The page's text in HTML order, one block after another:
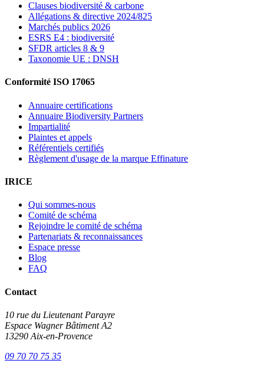
Clauses biodiversité & carbone
Allégations & directive 2024/825
Marchés publics 2026
ESRS E4 : biodiversité
SFDR articles 8 & 9
Taxonomie UE : DNSH
Conformité ISO 17065
Annuaire certifications
Annuaire Biodiversity Partners
Impartialité
Plaintes et appels
Référentiels certifiés
Règlement d'usage de la marque Effinature
IRICE
Qui sommes-nous
Comité de schéma
Rejoindre le comité de schéma
Partenariats & reconnaissances
Espace presse
Blog
FAQ
Contact
10 rue du Lieutenant Parayre
Espace Wagner Bâtiment A2
13290 Aix-en-Provence
09 70 70 75 35